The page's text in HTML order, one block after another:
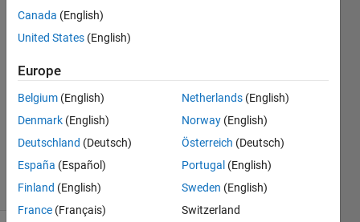
2 Sep
2024
1 Answer
Answer
Accepted
Updated
4 Views
(30 days)
Canada (English)
United States (English)
Europe
Belgium (English)
Denmark (English)
Deutschland (Deutsch)
España (Español)
Finland (English)
France (Français)
Netherlands (English)
Norway (English)
Österreich (Deutsch)
Portugal (English)
Sweden (English)
Switzerland